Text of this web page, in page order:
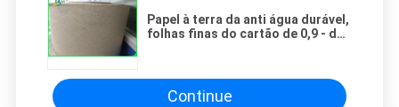
Papel à terra da anti água durável,
folhas finas do cartão de 0,9 - de
Continue